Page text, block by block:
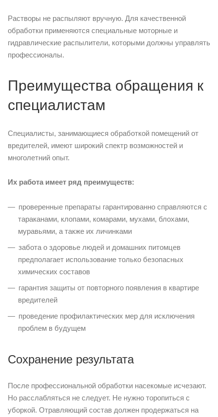
Растворы не распыляют вручную. Для качественной
обработки применяются специальные моторные и
гидравлические распылители, которыми должны управлять
профессионалы.
Преимущества обращения к
специалистам
Специалисты, занимающиеся обработкой помещений от
вредителей, имеют широкий спектр возможностей и
многолетний опыт.
Их работа имеет ряд преимуществ:
проверенные препараты гарантированно справляются с
тараканами, клопами, комарами, мухами, блохами,
муравьями, а также их личинками
забота о здоровье людей и домашних питомцев
предполагает использование только безопасных
химических составов
гарантия защиты от повторного появления в квартире
вредителей
проведение профилактических мер для исключения
проблем в будущем
Сохранение результата
После профессиональной обработки насекомые исчезают.
Но расслабляться не следует. Не нужно торопиться с
уборкой. Отравляющий состав должен продержаться на